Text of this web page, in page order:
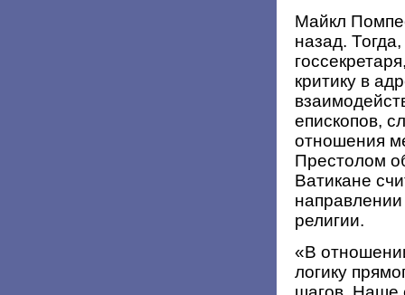
Майкл
назад.
критику в
епископов,
отношения
Престолом
Ватикане
религии.
«В
логику